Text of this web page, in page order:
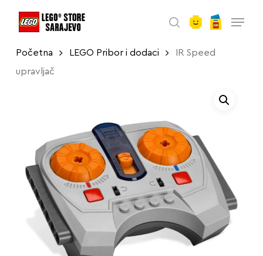
search
Početna LEGO Pribor i dodaci IR Speed
upravljač